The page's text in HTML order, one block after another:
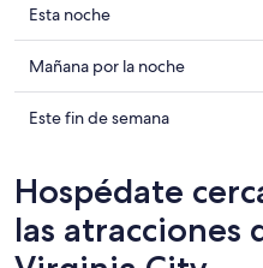
Ver
precios
de
propiedades
en
para
noche,
Esta noche
Ver
precios
de
Virginia
para
Mañana por la noche
Ver
propiedades
en
Virginia
Este fin de semana
Hospédate
las atracciones